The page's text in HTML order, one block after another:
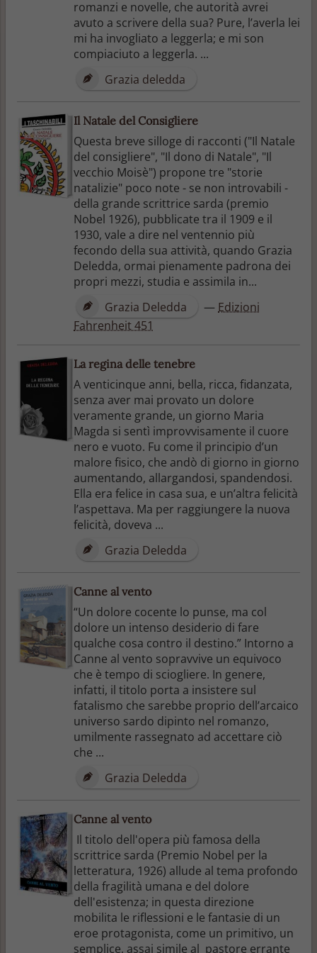
romanzi e novelle, che autorità avrei
avuto a scrivere della sua? Pure, l’averla lei
mi ha invogliato a leggerla; e mi son
compiaciuto a leggerla. ...
Grazia deledda
Il Natale del Consigliere
Questa breve silloge di racconti ("Il Natale
del consigliere", "Il dono di Natale", "Il
vecchio Moisè") propone tre "storie
natalizie" poco note - se non introvabili -
della grande scrittrice sarda (premio
Nobel 1926), pubblicate tra il 1909 e il
1930, vale a dire nel ventennio più
fecondo della sua attività, quando Grazia
Deledda, ormai pienamente padrona dei
propri mezzi, studia e assimila in...
Grazia Deledda
— Edizioni
Fahrenheit 451
La regina delle tenebre
A venticinque anni, bella, ricca, fidanzata,
senza aver mai provato un dolore
veramente grande, un giorno Maria
Magda si sentì improvvisamente il cuore
nero e vuoto. Fu come il principio d’un
malore fisico, che andò di giorno in giorno
aumentando, allargandosi, spandendosi.
Ella era felice in casa sua, e un’altra felicità
l’aspettava. Ma per raggiungere la nuova
felicità, doveva ...
Grazia Deledda
Canne al vento
“Un dolore cocente lo punse, ma col
dolore un intenso desiderio di fare
qualche cosa contro il destino.” Intorno a
Canne al vento sopravvive un equivoco
che è tempo di sciogliere. In genere,
infatti, il titolo porta a insistere sul
fatalismo che sarebbe proprio dell’arcaico
universo sardo dipinto nel romanzo,
umilmente rassegnato ad accettare ciò
che ...
Grazia Deledda
Canne al vento
Il titolo dell'opera più famosa della
scrittrice sarda (Premio Nobel per la
letteratura, 1926) allude al tema profondo
della fragilità umana e del dolore
dell'esistenza; in questa direzione
mobilita le riflessioni e le fantasie di un
eroe protagonista, come un primitivo, un
semplice, assai simile al pastore errante